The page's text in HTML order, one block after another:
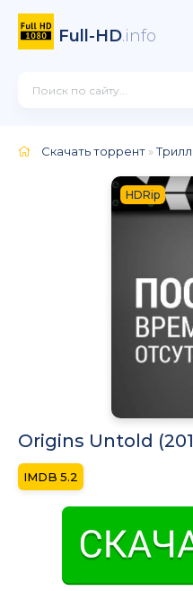
Full-HD.info
Скачать торрент »
HDRip
Origins Untold
5.2